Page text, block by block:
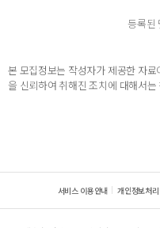
등록된
본 모집정보는 작성자가 제공한 자
을 신뢰하여 취해진 조치에 대해서는
서비스 이용안내 개인정보처